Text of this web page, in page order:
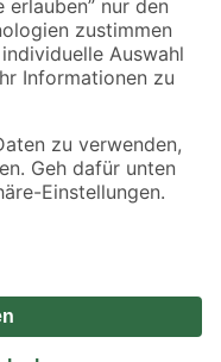
Angebote sind unter
Verfügbarkeiten beziehen
mit Speditionsversand, hier
Vertrag widerrufen